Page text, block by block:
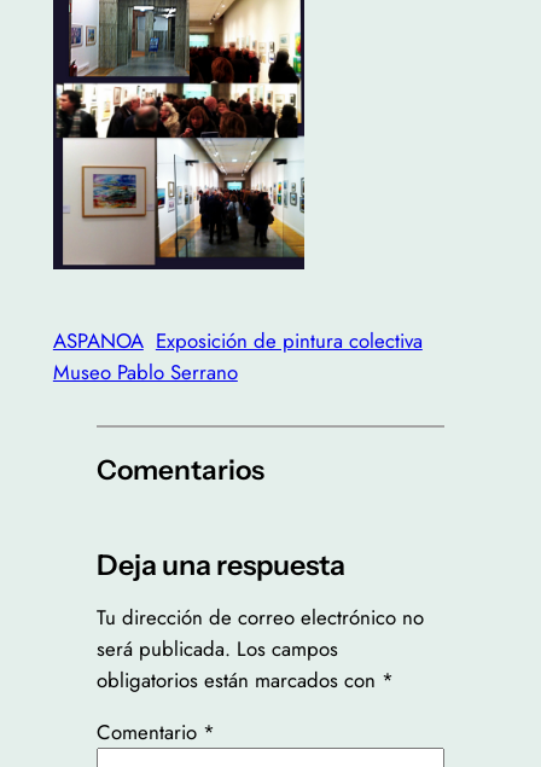
ASPANOA Exposición de pintura colectiva
Museo Pablo Serrano
Comentarios
Deja una respuesta
Tu dirección de correo electrónico no
será publicada. Los campos
obligatorios están marcados con *
Comentario *